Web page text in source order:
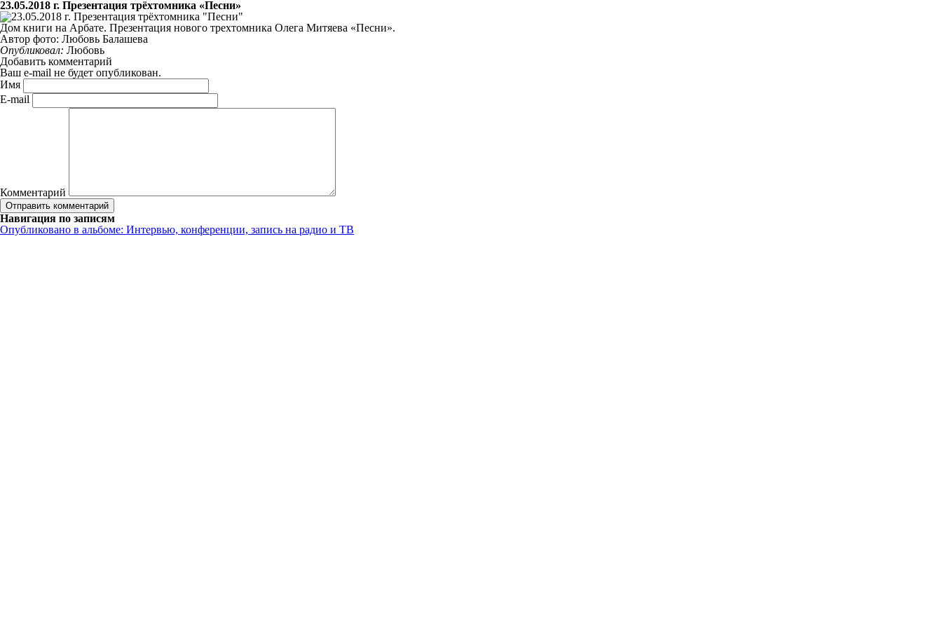
23.05.2018 г. Презентация трёхтомника «Песни»
Дом книги на Арбате. Презентация нового трехтомника Олега Митяева «Песни».
Автор фото: Любовь Балашева
Опубликовал: Любовь
Добавить комментарий
Ваш e-mail не будет опубликован.
Имя
E-mail
Комментарий
Навигация по записям
Опубликовано в альбоме: Интервью, конференции, запись на радио и ТВ